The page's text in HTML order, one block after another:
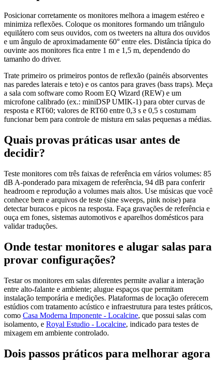
Posicionar corretamente os monitores melhora a imagem estéreo e
minimiza reflexões. Coloque os monitores formando um triângulo
equilátero com seus ouvidos, com os tweeters na altura dos ouvidos
e um ângulo de aproximadamente 60° entre eles. Distância típica do
ouvinte aos monitores fica entre 1 m e 1,5 m, dependendo do
tamanho do driver.
Trate primeiro os primeiros pontos de reflexão (painéis absorventes
nas paredes laterais e teto) e os cantos para graves (bass traps). Meça
a sala com software como Room EQ Wizard (REW) e um
microfone calibrado (ex.: miniDSP UMIK‑1) para obter curvas de
resposta e RT60; valores de RT60 entre 0,3 s e 0,5 s costumam
funcionar bem para controle de mistura em salas pequenas a médias.
Quais provas práticas usar antes de
decidir?
Teste monitores com três faixas de referência em vários volumes: 85
dB A‑ponderado para mixagem de referência, 94 dB para conferir
headroom e reprodução a volumes mais altos. Use músicas que você
conhece bem e arquivos de teste (sine sweeps, pink noise) para
detectar buracos e picos na resposta. Faça gravações de referência e
ouça em fones, sistemas automotivos e aparelhos domésticos para
validar traduções.
Onde testar monitores e alugar salas para
provar configurações?
Testar os monitores em salas diferentes permite avaliar a interação
entre alto‑falante e ambiente; alugue espaços que permitam
instalação temporária e medições. Plataformas de locação oferecem
estúdios com tratamento acústico e infraestrutura para testes práticos,
como Casa Moderna Imponente - Localcine, que possui salas com
isolamento, e Royal Estudio - Localcine, indicado para testes de
mixagem em ambiente controlado.
Dois passos práticos para melhorar agora